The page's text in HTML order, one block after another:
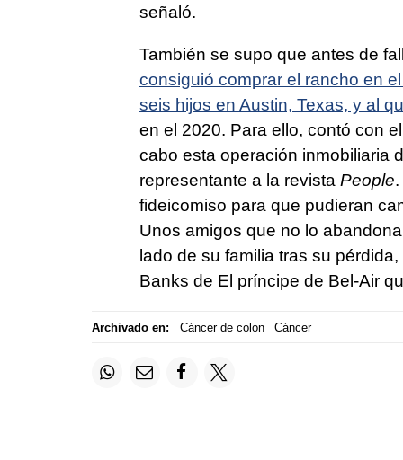
señaló.
También se supo que antes de
consiguió comprar el rancho en
seis hijos en Austin, Texas, y al
en el 2020. Para ello, contó con
cabo esta operación inmobiliaria
representante a la revista People
fideicomiso para que pudieran
Unos amigos que no lo
lado de su familia tras su
Banks de El príncipe de Bel-Air
Archivado en: Cáncer de colon Cáncer